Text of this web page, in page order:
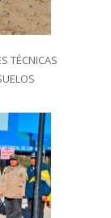
TÉCNICAS